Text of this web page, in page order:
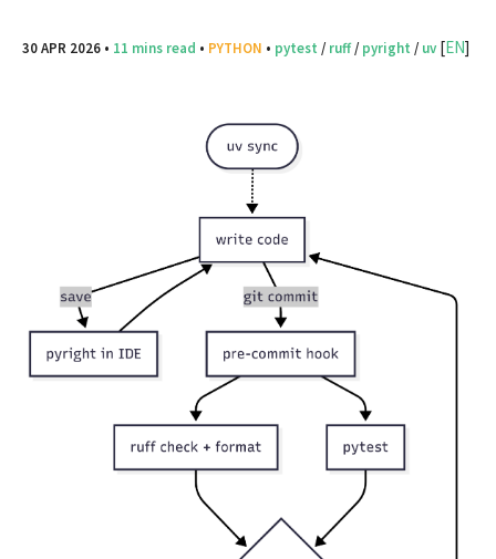
30 APR 2026 • 11 mins read • PYTHON • pytest / ruff/ pyright / uv [EN]